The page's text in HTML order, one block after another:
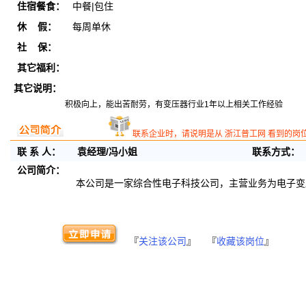
住宿餐食：
中餐|包住
休 假：
每周单休
社 保：
其它福利：
其它说明：
积极向上，能出苦耐劳，有变压器行业1年以上相关工作经验
联系企业时，请说明是从 浙江普工网 看到的岗
联 系 人： 袁经理/冯小姐
联系方式：
公司简介：
本公司是一家综合性电子科技公司，主营业务为电子
『关注该公司 』 『收藏该岗位 』